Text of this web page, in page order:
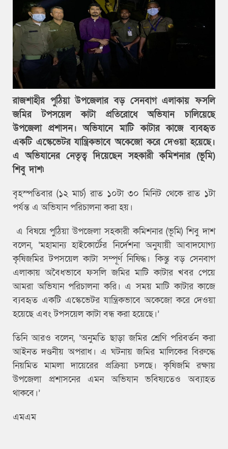
রাজশাহীর পুঠিয়া উপজেলার বড় সেনবাগ এলাকায় ফসলি
জমির টপসয়েল কাটা প্রতিরোধে অভিযান চালিয়েছে
উপজেলা প্রশাসন। অভিযানে মাটি কাটার কাজে ব্যবহৃত
একটি এস্কেভেটর যান্ত্রিকভাবে অকেজো করে দেওয়া হয়েছে।
এ অভিযানের নেতৃত্ব দিয়েছেন সহকারী কমিশনার (ভূমি)
শিবু দাশ৷
বৃহস্পতিবার (১২ মার্চ) রাত ১০টা ৩০ মিনিট থেকে রাত ১টা
পর্যন্ত এ অভিযান পরিচালনা করা হয়।
এ বিষয়ে পুঠিয়া উপজেলা সহকারী কমিশনার (ভূমি) শিবু দাশ
বলেন, ‘মহামান্য হাইকোর্টের নির্দেশনা অনুযায়ী আবাদযোগ্য
কৃষিজমির টপসয়েল কাটা সম্পূর্ণ নিষিদ্ধ। কিন্তু বড় সেনবাগ
এলাকায় অবৈধভাবে ফসলি জমির মাটি কাটার খবর পেয়ে
আমরা অভিযান পরিচালনা করি। এ সময় মাটি কাটার কাজে
ব্যবহৃত একটি এস্কেভেটর যান্ত্রিকভাবে অকেজো করে দেওয়া
হয়েছে এবং টপসয়েল কাটা বন্ধ করা হয়েছে।’
তিনি আরও বলেন, ‘অনুমতি ছাড়া জমির শ্রেণি পরিবর্তন করা
আইনত দণ্ডনীয় অপরাধ। এ ঘটনায় জমির মালিকের বিরুদ্ধে
নিয়মিত মামলা দায়েরের প্রক্রিয়া চলছে। কৃষিজমি রক্ষায়
উপজেলা প্রশাসনের এমন অভিযান ভবিষ্যতেও অব্যাহত
থাকবে।’
এমএম